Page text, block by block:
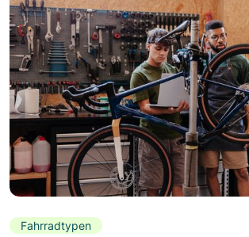
Fahrradtypen